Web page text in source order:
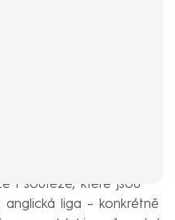
i soutěže, které jsou
liga – konkrétně